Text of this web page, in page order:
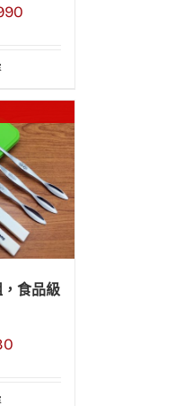
食品級